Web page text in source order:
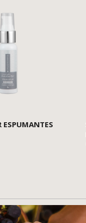
ESPUMANTES